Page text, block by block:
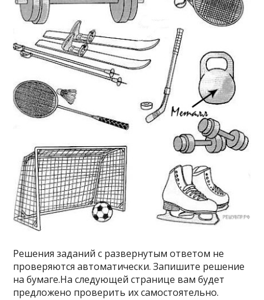
Решения заданий с развернутым ответом не
проверяются автоматически. Запишите решение
на бумаге.На следующей странице вам будет
предложено проверить их самостоятельно.